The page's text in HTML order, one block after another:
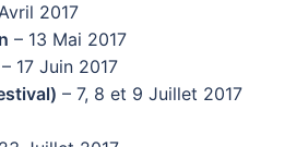
2017
– 13 Mai 2017
– 17 Juin 2017
– 7, 8 et 9 Juillet 2017